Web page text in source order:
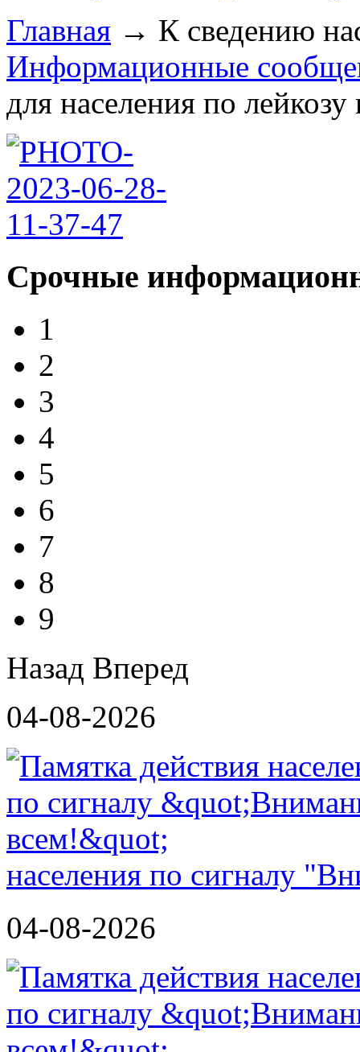
Главная → К сведению
Информационные
для населения по лейкозу
Срочные
1
2
3
4
5
6
7
8
9
Назад Вперед
04-08-2026
населения по сигналу
04-08-2026